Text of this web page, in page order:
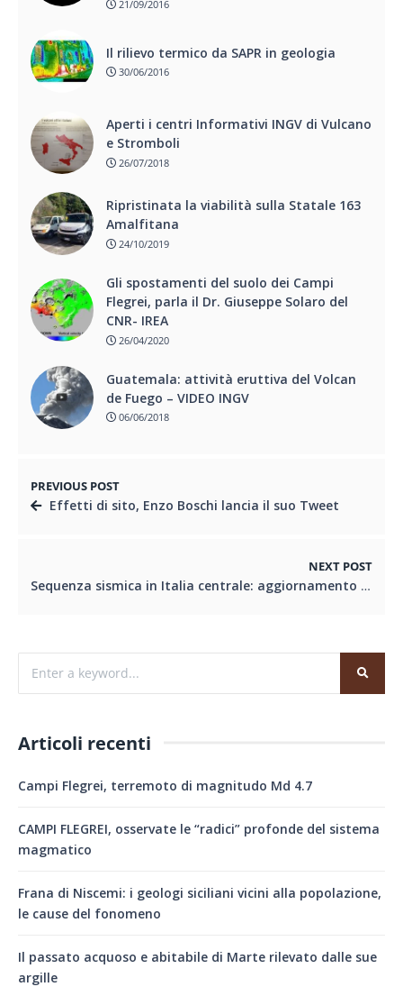
21/09/2016
Il rilievo termico da SAPR in geologia
30/06/2016
Aperti i centri Informativi INGV di Vulcano
e Stromboli
26/07/2018
Ripristinata la viabilità sulla Statale 163
Amalfitana
24/10/2019
Gli spostamenti del suolo dei Campi
Flegrei, parla il Dr. Giuseppe Solaro del
CNR- IREA
26/04/2020
Guatemala: attività eruttiva del Volcan
de Fuego – VIDEO INGV
06/06/2018
PREVIOUS POST
Effetti di sito, Enzo Boschi lancia il suo Tweet
NEXT POST
Sequenza sismica in Italia centrale: aggiornamento 3 settembre, ore 19:00 – NOTA STAMPA INGV
Articoli recenti
Campi Flegrei, terremoto di magnitudo Md 4.7
CAMPI FLEGREI, osservate le “radici” profonde del sistema
magmatico
Frana di Niscemi: i geologi siciliani vicini alla popolazione,
le cause del fonomeno
Il passato acquoso e abitabile di Marte rilevato dalle sue
argille